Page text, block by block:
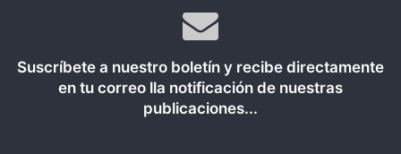
Suscríbete a nuestro boletín y recibe directamente
en tu correo lla notificación de nuestras
publicaciones...